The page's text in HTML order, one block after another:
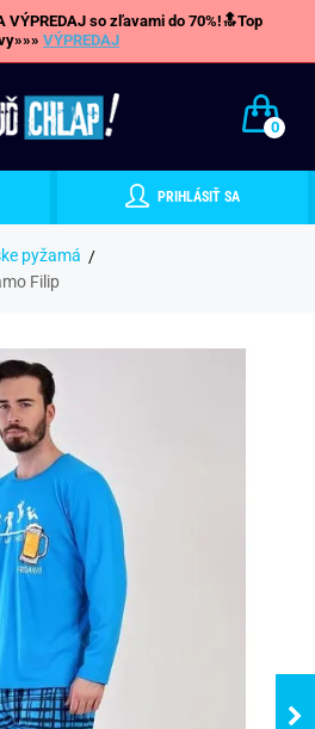
VÝPREDAJ so zľavami do 70%!🔝Top
VÝPREDAJ
0
PRIHLÁSIŤ SA
pyžamá
Filip